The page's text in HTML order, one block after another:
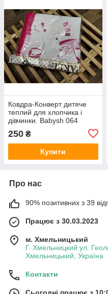
Ковдра-Конверт дитяче
теплий для хлопчика і
дівчинки. Babysh 064
250 ₴
Купити
Про нас
90% позитивних з 39
Працює з 30.03.2023
м. Хмельницький
Г. Хмельницкий ул.
Хмельницький, Україна
Контакти